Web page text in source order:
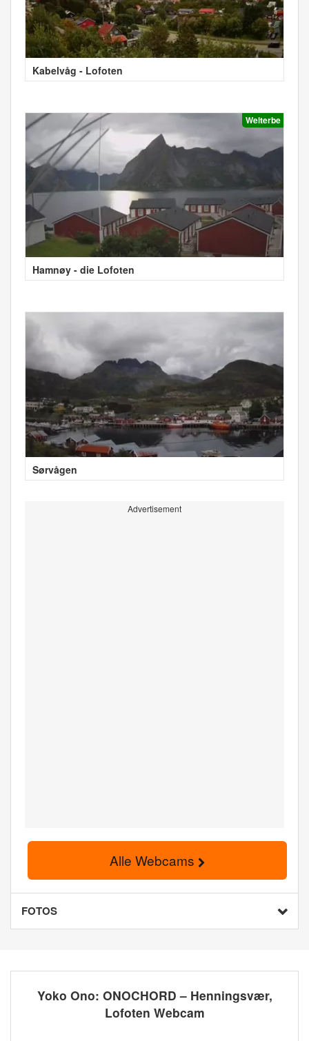
Kabelvåg - Lofoten
Welterbe
Hamnøy - die Lofoten
Sørvågen
Advertisement
Alle Webcams
FOTOS
Yoko Ono: ONOCHORD – Henningsvær,
Lofoten Webcam